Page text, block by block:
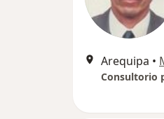
Arequipa •
Consultorio